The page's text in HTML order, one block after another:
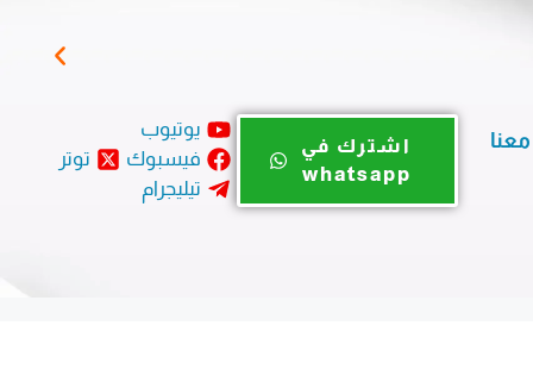
يوتيوب
فيسبوك
توتر
تيليجرام
اشترك في
whatsapp